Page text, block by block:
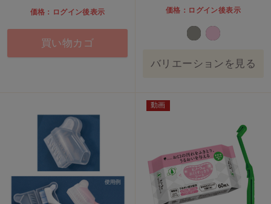
価格：ログイン後表示
買い物カゴ
価格：ログイン後表示
バリエーションを見る
動画